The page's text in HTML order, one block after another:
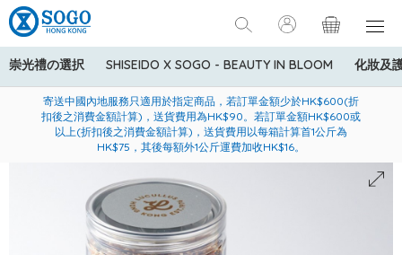
崇光禮の選択 SHISEIDO X SOGO - BEAUTY IN BLOOM 化妝及
美國運通Explorer®信用卡會員購物禮遇：高達5%簽賬回贈！
購買一般貨品(冷凍食品除外)滿$600，可享免費送貨服務
寄送中國內地服務只適用於指定商品，若訂單金額少於HK$600(折
扣後之消費金額計算)，送貨費用為HK$90。若訂單金額HK$600或
以上(折扣後之消費金額計算)，送貨費用以每箱計算首1公斤為
HK$75，其後每額外1公斤運費加收HK$16。